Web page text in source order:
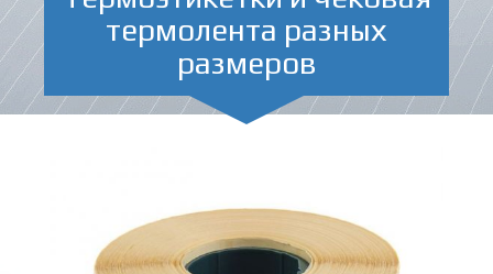
термолента разных
размеров